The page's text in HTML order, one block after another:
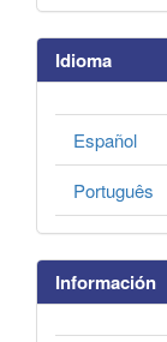
Idioma
Español
Português
Información